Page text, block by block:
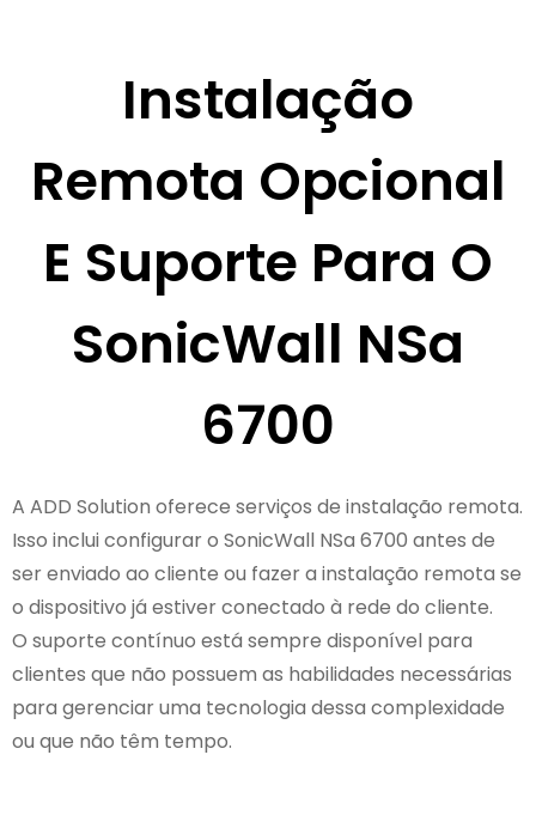
Instalação
Remota Opcional
E Suporte Para O
SonicWall NSa
6700
A ADD Solution oferece serviços de instalação remota.
Isso inclui configurar o SonicWall NSa 6700 antes de
ser enviado ao cliente ou fazer a instalação remota se
o dispositivo já estiver conectado à rede do cliente.
O suporte contínuo está sempre disponível para
clientes que não possuem as habilidades necessárias
para gerenciar uma tecnologia dessa complexidade
ou que não têm tempo.